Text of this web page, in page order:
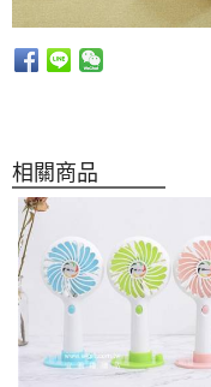
相關商品